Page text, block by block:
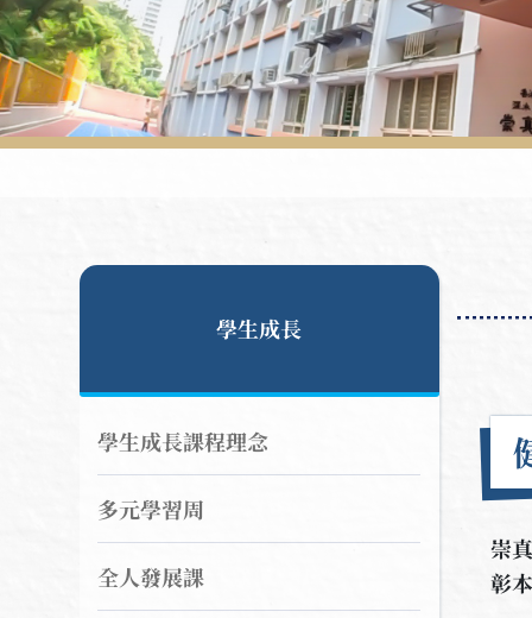
學生成長
學生成長課程理念
多元學習周
全人發展課
崇
彰